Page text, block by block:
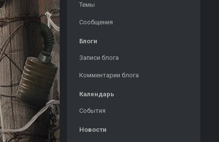
Темы
Сообщения
Блоги
Записи блога
Комментарии блога
Календарь
События
Новости